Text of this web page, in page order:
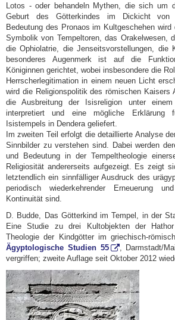
Lotos - oder behandeln Mythen, die sich um
Geburt des Götterkindes im Dickicht von
Bedeutung des Pronaos im Kultgeschehen
Symbolik von Tempeltoren, das Orakelwesen,
die Ophiolatrie, die Jenseitsvorstellungen, die
besonderes Augenmerk ist auf die
Königinnen gerichtet, wobei insbesondere die
Herrscherlegitimation in einem neuen Licht
wird die Religionspolitik des römischen Kaisers
die Ausbreitung der Isisreligion unter einem
interpretiert und eine mögliche Erklärung
Isistempels in Dendera geliefert.
Im zweiten Teil erfolgt die detaillierte Analyse
Sinnbilder zu verstehen sind. Dabei werden
und Bedeutung in der Tempeltheologie
Religiosität andererseits aufgezeigt. Es zeigt
letztendlich ein sinnfälliger Ausdruck des
periodisch wiederkehrender Erneuerung
Kontinuität sind.
D. Budde, Das Götterkind im Tempel, in der
Eine Studie zu drei Kultobjekten der
Theologie der Kindgötter im griechisch-
Ägyptologische Studien 55
, Darmstadt/
vergriffen; zweite Auflage seit Oktober 2012